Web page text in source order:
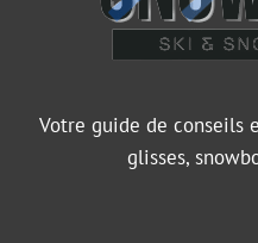
Votre guide de conseils
glisses,